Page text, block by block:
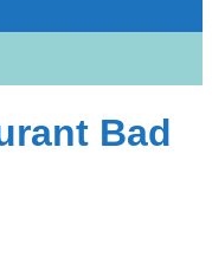
Bad